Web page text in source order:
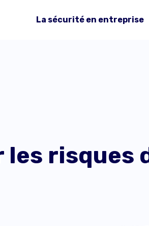
La sécurité en entreprise
risques